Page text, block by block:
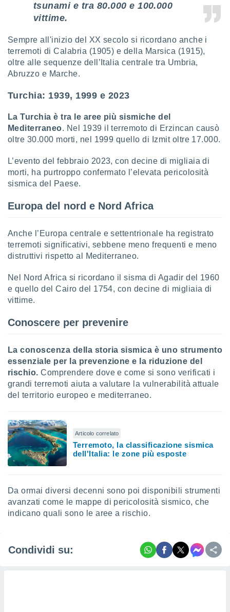
tsunami e tra 80.000 e 100.000
vittime.
Sempre all'inizio del XX secolo si ricordano anche i
terremoti di Calabria (1905) e della Marsica (1915),
oltre alle sequenze dell’Italia centrale tra Umbria,
Abruzzo e Marche.
Turchia: 1939, 1999 e 2023
La Turchia è tra le aree più sismiche del
Mediterraneo. Nel 1939 il terremoto di Erzincan causò
oltre 30.000 morti, nel 1999 quello di Izmit oltre 17.000.
L’evento del febbraio 2023, con decine di migliaia di
morti, ha purtroppo confermato l’elevata pericolosità
sismica del Paese.
Europa del nord e Nord Africa
Anche l’Europa centrale e settentrionale ha registrato
terremoti significativi, sebbene meno frequenti e meno
distruttivi rispetto al Mediterraneo.
Nel Nord Africa si ricordano il sisma di Agadir del 1960
e quello del Cairo del 1754, con decine di migliaia di
vittime.
Conoscere per prevenire
La conoscenza della storia sismica è uno strumento
essenziale per la prevenzione e la riduzione del
rischio. Comprendere dove e come si sono verificati i
grandi terremoti aiuta a valutare la vulnerabilità attuale
del territorio europeo e mediterraneo.
Articolo correlato
Terremoto, la classificazione sismica
dell'Italia: le zone più esposte
Da ormai diversi decenni sono poi disponibili strumenti
avanzati come le mappe di pericolosità sismico, che
indicano quali sono le aree a rischio.
Condividi su: